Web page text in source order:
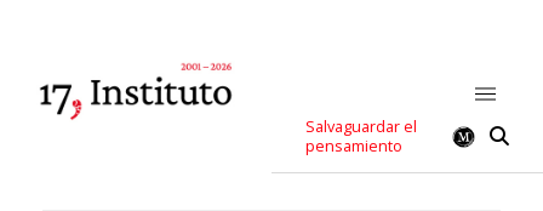
Salvaguardar el
pensamiento